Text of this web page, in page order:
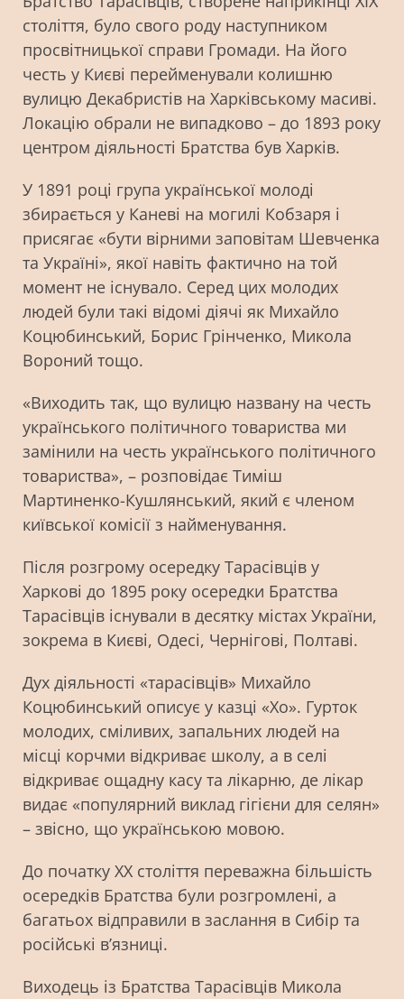
століття, було свого роду наступником
просвітницької справи Громади. На його
честь у Києві перейменували колишню
вулицю Декабристів на Харківському масиві.
Локацію обрали не випадково – до 1893 року
центром діяльності Братства був Харків.
У 1891 році група української молоді
збирається у Каневі на могилі Кобзаря і
присягає «бути вірними заповітам Шевченка
та Україні», якої навіть фактично на той
момент не існувало. Серед цих молодих
людей були такі відомі діячі як Михайло
Коцюбинський, Борис Грінченко, Микола
Вороний тощо.
«Виходить так, що вулицю названу на честь
українського політичного товариства ми
замінили на честь українського політичного
товариства», – розповідає Тиміш
Мартиненко-Кушлянський, який є членом
київської комісії з найменування.
Після розгрому осередку Тарасівців у
Харкові до 1895 року осередки Братства
Тарасівців існували в десятку містах України,
зокрема в Києві, Одесі, Чернігові, Полтаві.
Дух діяльності «тарасівців» Михайло
Коцюбинський описує у казці «Хо». Гурток
молодих, сміливих, запальних людей на
місці корчми відкриває школу, а в селі
відкриває ощадну касу та лікарню, де лікар
видає «популярний виклад гігієни для селян»
– звісно, що українською мовою.
До початку XX століття переважна більшість
осередків Братства були розгромлені, а
багатьох відправили в заслання в Сибір та
російські в’язниці.
Виходець із Братства Тарасівців Микола